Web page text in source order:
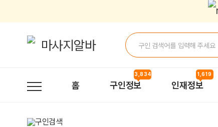
홈 구인정보
3,834
인재정보
1,619